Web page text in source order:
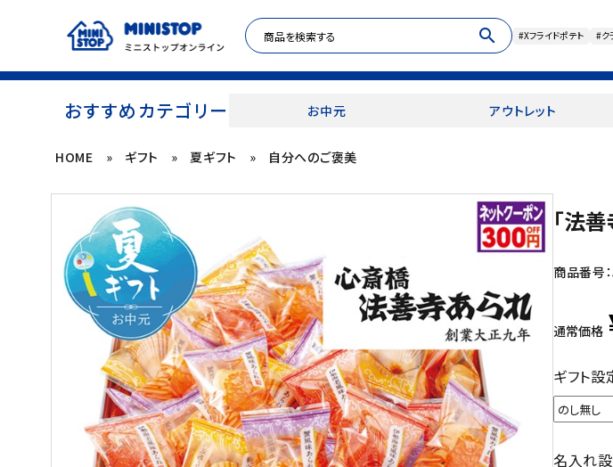
search #Xフライドポテト #ク
おすすめカテゴリー お中元 アウトレット
ACCOUNT MENU
person
セール商品
カテゴリから探す
HOME » ギフト » 夏ギフト » 自分へのご褒美
「法
商品番号：
通常価格
ギフト設
名入れ